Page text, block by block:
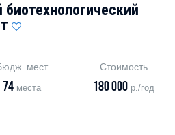
биотехнологический
мест
74места
Стоимость
180 000 р./год